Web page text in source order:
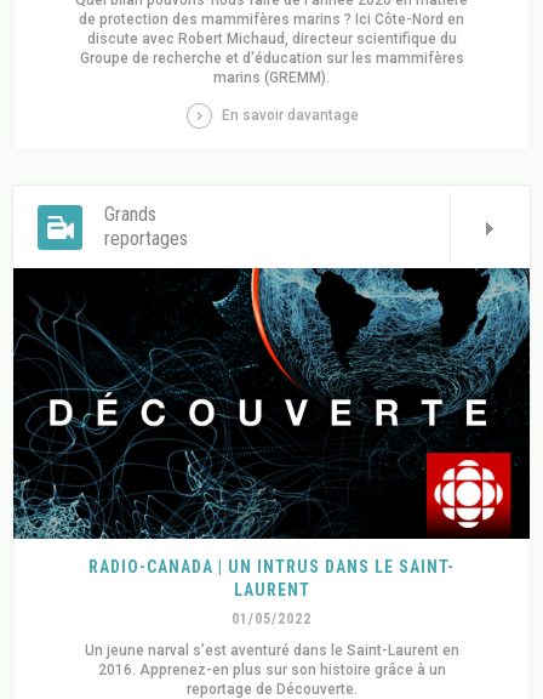
de protection des mammifères marins ? Ici Côte-Nord en
discute avec Robert Michaud, directeur scientifique du
Groupe de recherche et d'éducation sur les mammifères
marins (GREMM).
En savoir davantage
Grands
reportages
RADIO-CANADA | UN INTRUS DANS LE SAINT-
LAURENT
01/05/2022
Un jeune narval s’est aventuré dans le Saint-Laurent en
2016. Apprenez-en plus sur son histoire grâce à un
reportage de Découverte.